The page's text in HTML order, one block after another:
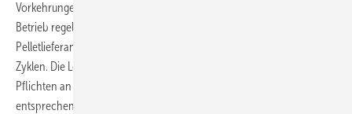
Vorkehrungen zu entlasten, bietet der Speicherhersteller Mall die im
Betrieb regelmäßig fällige Wartung an. Und die meisten
Pelletlieferanten leeren und reinigen den Speicher in vorgegebenen
Zyklen. Die Leitung der Einrichtung auf Schweigmatt ist froh, diese
Pflichten an externe Dienstleister abgeben zu können, die das
entsprechende Fachwissen mitbringen.